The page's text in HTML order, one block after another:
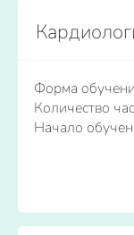
Форма
Количество
Начало